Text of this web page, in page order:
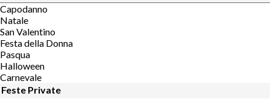
Capodanno
Natale
San Valentino
Festa della Donna
Pasqua
Halloween
Carnevale
Feste Private